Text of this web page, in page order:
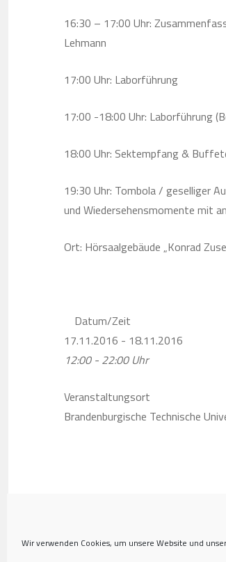
Wir verwenden Cookies, um unsere Website und
16:30 – 17:00 Uhr:
Lehmann
17:00 Uhr: Laborführung
17:00 -18:00 Uhr: Laborführung
18:00 Uhr: Sektempfang &
19:30 Uhr: Tombola / geselliger
und Wiedersehensmomente mit
Ort: Hörsaalgebäude „Konrad
Datum/Zeit
17.11.2016 - 18.11.2016
12:00 - 22:00 Uhr
Veranstaltungsort
Brandenburgische Technische